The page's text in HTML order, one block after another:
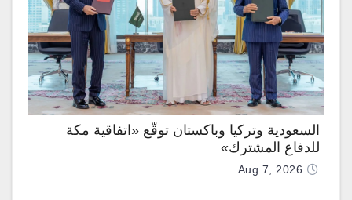
السعودية وتركيا وباكستان توقّع «اتفاقية مكة
للدفاع المشترك»
Aug 7, 2026